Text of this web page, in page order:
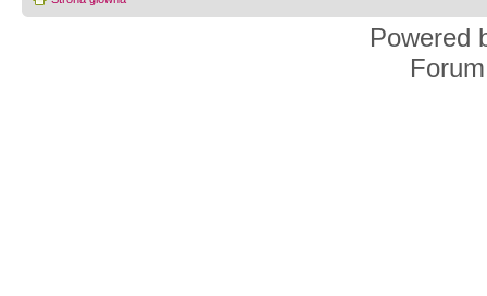
Powered